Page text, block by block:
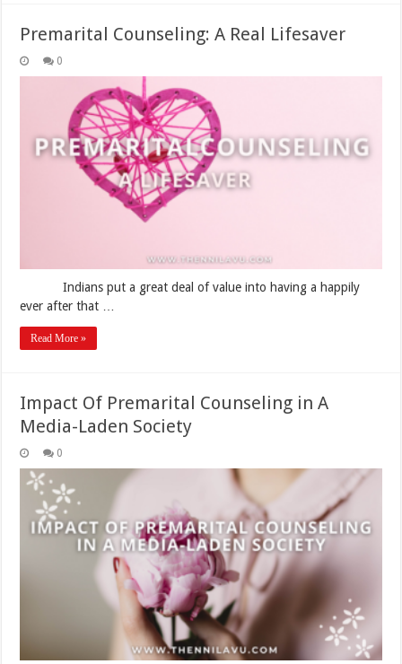
Premarital Counseling: A Real Lifesaver
0
Indians put a great deal of value into having a happily
ever after that …
Read More »
Impact Of Premarital Counseling in A
Media-Laden Society
0